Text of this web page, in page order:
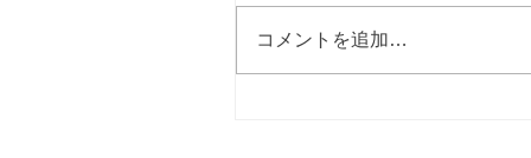
コメントを追加…